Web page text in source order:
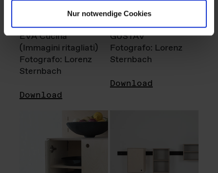
Nur notwendige Cookies
EVA Cucina
(Immagini ritagliati)
Fotografo: Lorenz
Sternbach
Download
GUSTAV
Fotografo: Lorenz
Sternbach
Download